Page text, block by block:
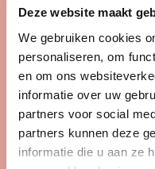
Deze website maakt
We gebruiken cookies
personaliseren, om
en om ons
informatie over uw
partners voor social
partners kunnen deze
informatie die u aan ze
Inzicht in
stakeholders:
BEKIJK CASE